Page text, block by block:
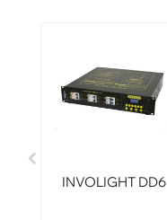
INVOLIGHT DD6